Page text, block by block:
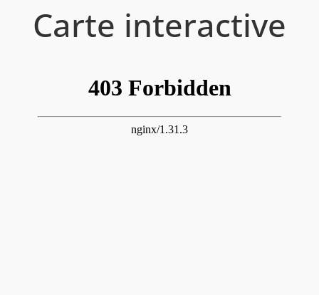
Carte interactive